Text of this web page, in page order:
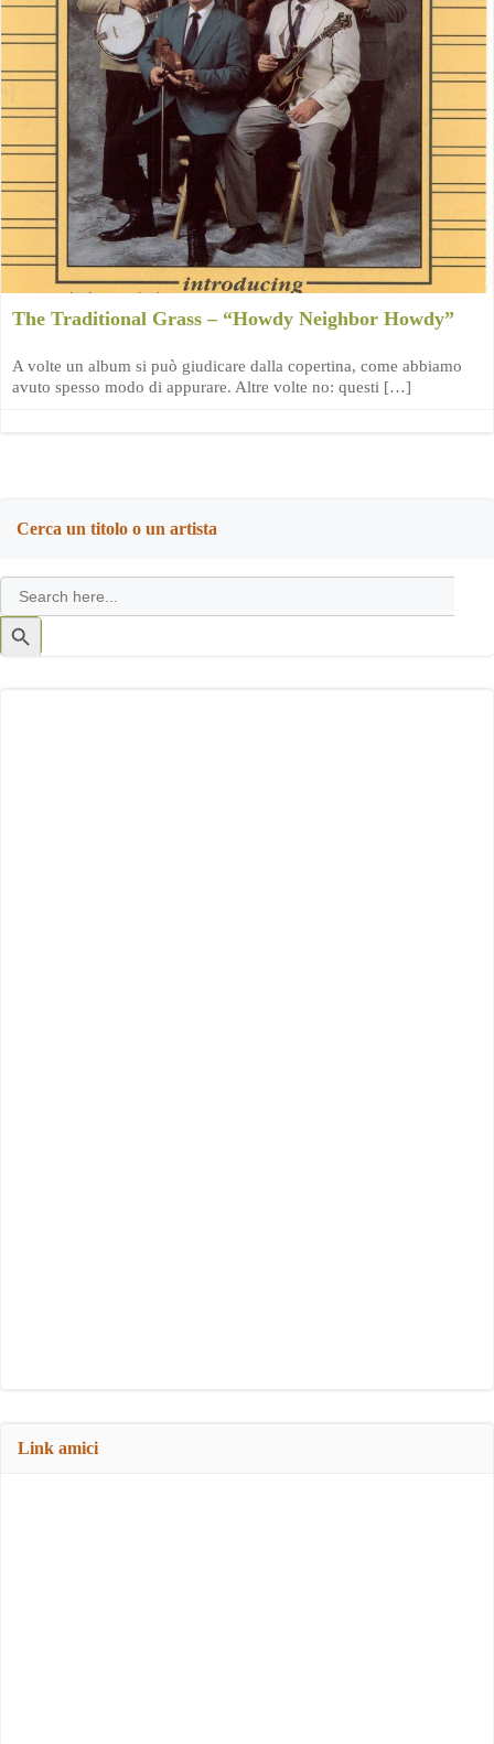
The Traditional Grass – “Howdy Neighbor Howdy”
A volte un album si può giudicare dalla copertina, come abbiamo
avuto spesso modo di appurare. Altre volte no: questi […]
Cerca un titolo o un artista
Search
for:
Search
Button
Link amici